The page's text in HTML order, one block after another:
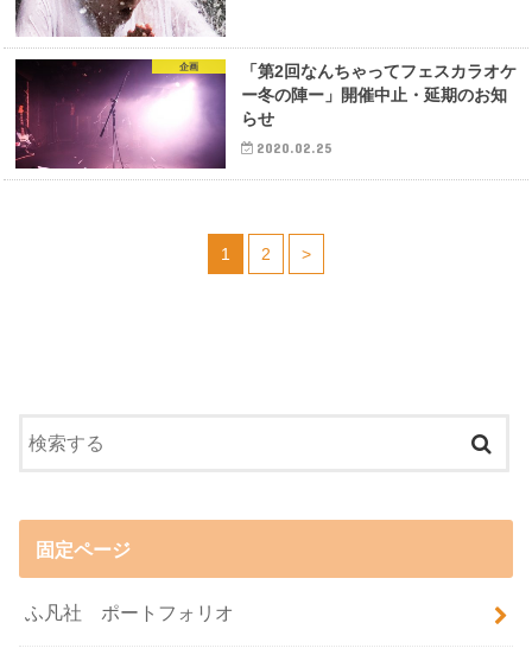
企画
「第2回なんちゃってフェスカラオケ
ー冬の陣ー」開催中止・延期のお知
らせ
2020.02.25
1 2 >
固定ページ
ふ凡社 ポートフォリオ